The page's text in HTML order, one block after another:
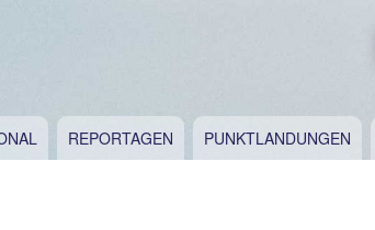
REPORTAGEN PUNKTLANDUNGEN